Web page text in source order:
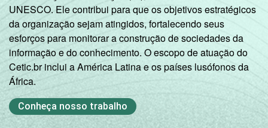
UNESCO. Ele contribui para que os objetivos estratégicos
da organização sejam atingidos, fortalecendo seus
esforços para monitorar a construção de sociedades da
informação e do conhecimento. O escopo de atuação do
Cetic.br inclui a América Latina e os países lusófonos da
África.
Conheça nosso trabalho